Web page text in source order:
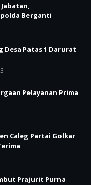
Berganti
Desa Patas 1 Darurat
Pelayanan Prima
Caleg Partai Golkar
Prajurit Purna